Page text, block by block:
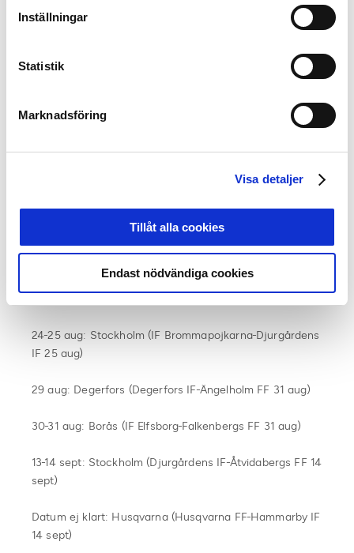
Inställningar
Statistik
Marknadsföring
Visa detaljer
Tillåt alla cookies
Endast nödvändiga cookies
1-2 aug: Falkenberg (Falkenbergs FF-Malmö FF 3 aug)
aug)
10 aug)
12-13 aug: Malmö (Malmö FF-Örebro SK 13 aug)
16 aug. Värnamo (IFK Värnamo-Jönköping Södra IF 17
aug)
17 aug: Södertälje (Syrianska FC-Landskrona BOIS 17
24-25 aug: Stockholm (IF Brommapojkarna-Djurgårdens
IF 25 aug)
29 aug: Degerfors (Degerfors IF-Ängelholm FF 31 aug)
30-31 aug: Borås (IF Elfsborg-Falkenbergs FF 31 aug)
13-14 sept: Stockholm (Djurgårdens IF-Åtvidabergs FF 14
sept)
Datum ej klart: Husqvarna (Husqvarna FF-Hammarby IF
14 sept)